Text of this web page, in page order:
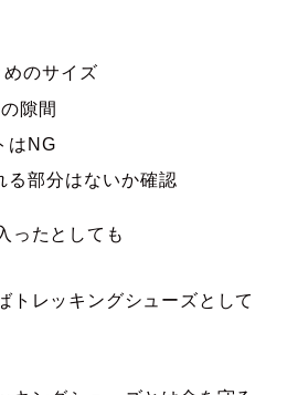
のサイズ
隙間
はNG
る部分はないか確認
ったとしても
トレッキングシューズとして